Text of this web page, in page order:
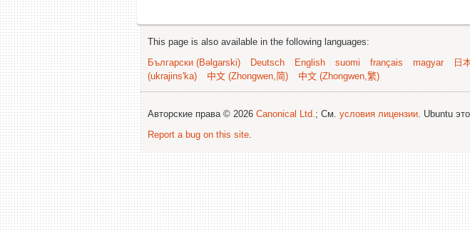
This page is also available in the following languages:
Български (Bəlgarski)
Deutsch English suomi français magyar 日
(ukrajins'ka)
中文 (Zhongwen,简) 中文 (Zhongwen,繁)
Авторские права © 2026 Canonical Ltd.; См. условия лицензии. Ubuntu это
Report a bug on this site.